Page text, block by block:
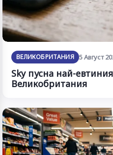
ВЕЛИКОБРИТАНИЯ 5 Август
Sky пусна най-
Великобритания